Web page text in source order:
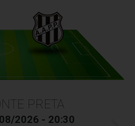
PRETA
2026 - 20:30